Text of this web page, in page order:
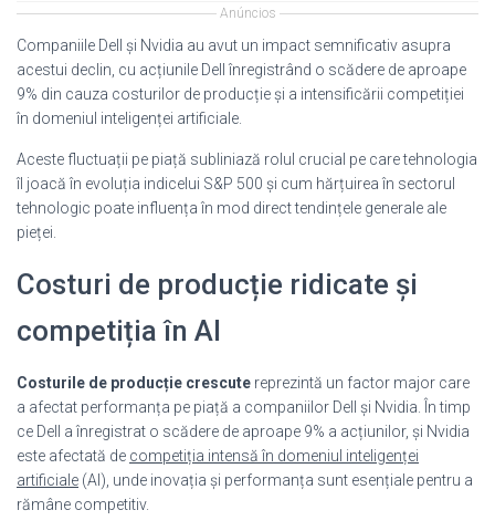
Anúncios
Companiile Dell și Nvidia au avut un impact semnificativ asupra
acestui declin, cu acțiunile Dell înregistrând o scădere de aproape
9% din cauza costurilor de producție și a intensificării competiției
în domeniul inteligenței artificiale.
Aceste fluctuații pe piață subliniază rolul crucial pe care tehnologia
îl joacă în evoluția indicelui S&P 500 și cum hărțuirea în sectorul
tehnologic poate influența în mod direct tendințele generale ale
pieței.
Costuri de producție ridicate și
competiția în AI
Costurile de producție crescute reprezintă un factor major care
a afectat performanța pe piață a companiilor Dell și Nvidia. În timp
ce Dell a înregistrat o scădere de aproape 9% a acțiunilor, și Nvidia
este afectată de competiția intensă în domeniul inteligenței
artificiale (AI), unde inovația și performanța sunt esențiale pentru a
rămâne competitiv.